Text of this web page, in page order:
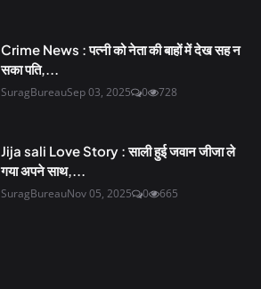
Crime News : पत्नी को नेता की बाहों में देख सह न
सका पति,...
SuragBureauSep 03, 2025 0 728
Jija sali Love Story : साली हुई जवान जीजा ले
गया अपने साथ,...
SuragBureauNov 05, 2025 0 665